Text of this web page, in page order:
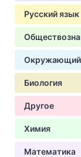
Русский язык
Биология
Другое
Химия
Математика